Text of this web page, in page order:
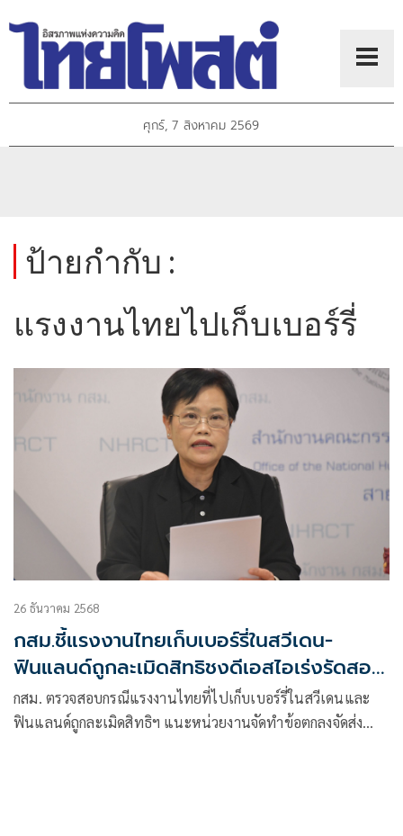
ศุกร์, 7 สิงหาคม 2569
ป้ายกำกับ :
แรงงานไทยไปเก็บเบอร์รี่
26 ธันวาคม 2568
กสม.ชี้แรงงานไทยเก็บเบอร์รี่ในสวีเดน-
ฟินแลนด์ถูกละเมิดสิทธิชงดีเอสไอเร่งรัดสอบ
คดีค้ามนุษย์
กสม. ตรวจสอบกรณีแรงงานไทยที่ไปเก็บเบอร์รี่ในสวีเดนและ
ฟินแลนด์ถูกละเมิดสิทธิฯ แนะหน่วยงานจัดทำข้อตกลงจัดส่ง